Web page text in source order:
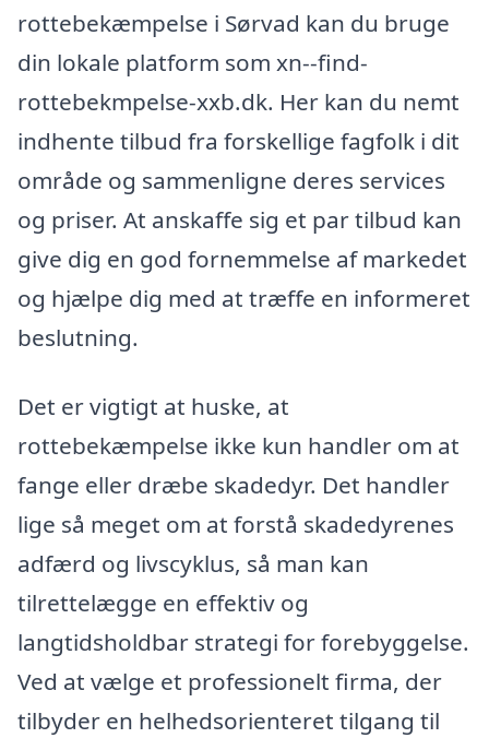
rottebekæmpelse i Sørvad kan du bruge
din lokale platform som xn--find-
rottebekmpelse-xxb.dk. Her kan du nemt
indhente tilbud fra forskellige fagfolk i dit
område og sammenligne deres services
og priser. At anskaffe sig et par tilbud kan
give dig en god fornemmelse af markedet
og hjælpe dig med at træffe en informeret
beslutning.
Det er vigtigt at huske, at
rottebekæmpelse ikke kun handler om at
fange eller dræbe skadedyr. Det handler
lige så meget om at forstå skadedyrenes
adfærd og livscyklus, så man kan
tilrettelægge en effektiv og
langtidsholdbar strategi for forebyggelse.
Ved at vælge et professionelt firma, der
tilbyder en helhedsorienteret tilgang til